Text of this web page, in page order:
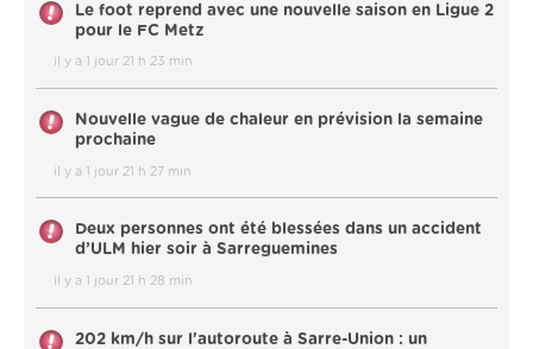
Le foot reprend avec une nouvelle saison en Ligue 2
pour le FC Metz
il y a 1 jour 21 h 23 min
Nouvelle vague de chaleur en prévision la semaine
prochaine
il y a 1 jour 21 h 27 min
Deux personnes ont été blessées dans un accident
d’ULM hier soir à Sarreguemines
il y a 1 jour 21 h 28 min
202 km/h sur l'autoroute à Sarre-Union : un